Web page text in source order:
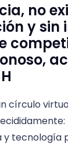
no
y sin
círculo
y tecnología